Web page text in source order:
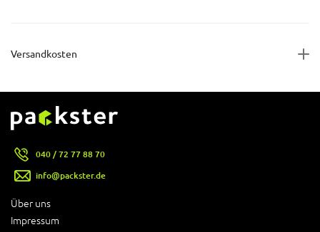
Versandkosten
Über uns
Impressum
040 / 72 77 88 70
info@packster.de